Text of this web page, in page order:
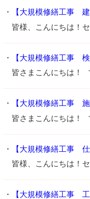
・ 【大規模修繕工事 建
皆様、こんにちは！
・ 【大規模修繕工事 検
皆さまこんにちは！
・ 【大規模修繕工事
皆さまこんにちは！
・ 【大規模修繕工事 仕
皆様、こんにちは！
・ 【大規模修繕工事 工